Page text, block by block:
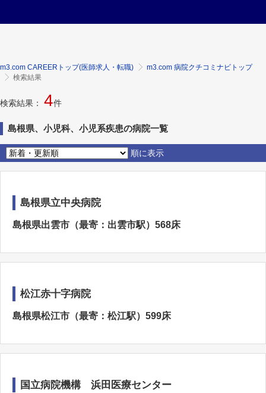
m3.com CAREERトップ(医師求人・転職)
m3.com 病院クチコミナビトップ
検索結果
検索結果： 4件
島根県、小児科、小児系疾患の病院一覧
順に表示
島根県立中央病院
島根県出雲市（最寄：出雲市駅）568床
松江赤十字病院
島根県松江市（最寄：松江駅）599床
国立病院機構 浜田医療センター